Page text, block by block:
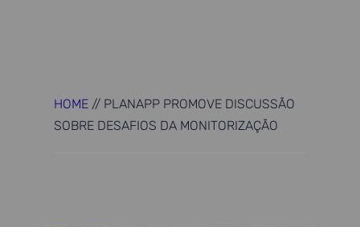
HOME // PLANAPP PROMOVE DISCUSSÃO
SOBRE DESAFIOS DA MONITORIZAÇÃO